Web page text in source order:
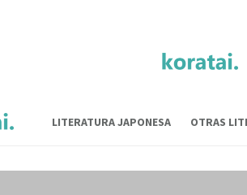
LITERATURA JAPONESA OTRAS